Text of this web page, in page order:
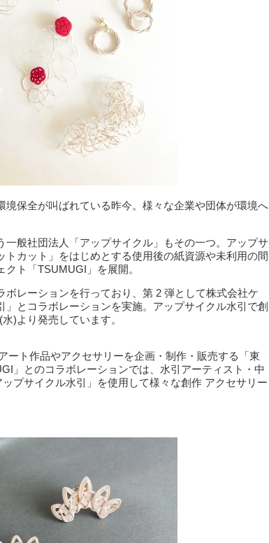
保全が叫ばれている昨今。様々な企業や団体が環境へ
般社団法人「アップサイクル」もその一つ。アップサ
カット」をはじめとする使用後の紙資源や未利用の間
ト「TSUMUGI」を展開。
レーションを行っており、第 2 弾として株式会社ケ
とコラボレーションを実施。アップサイクル水引で創
)より発売しています。
ート作品やアクセサリーを企画・制作・販売する「東
」とのコラボレーションでは、水引アーティスト・中
プサイクル水引」を使用して様々な創作 アクセサリー